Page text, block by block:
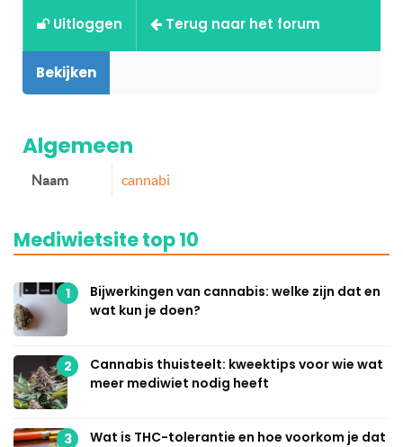
Uitloggen Terug naar het forum
Bekijken
Algemeen
Naam cannabi
Mediwietsite top 10
1
Bijwerkingen van cannabis: welke zijn dat en
wat kun je doen?
2
Cannabis thuisteelt: kweektips voor wie wat
meer mediwiet nodig heeft
3
Wat is THC-tolerantie en hoe voorkom je dat